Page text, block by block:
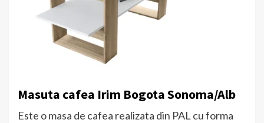
Masuta cafea Irim Bogota Sonoma/Alb
Este o masa de cafea realizata din PAL cu forma